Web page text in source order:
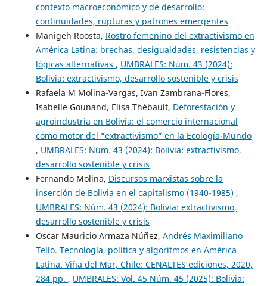
contexto macroeconómico y de desarrollo:
continuidades, rupturas y patrones emergentes
Manigeh Roosta, Rostro femenino del extractivismo en
América Latina: brechas, desigualdades, resistencias y
lógicas alternativas , UMBRALES: Núm. 43 (2024):
Bolivia: extractivismo, desarrollo sostenible y crisis
Rafaela M Molina-Vargas, Ivan Zambrana-Flores,
Isabelle Gounand, Elisa Thébault, Deforestación y
agroindustria en Bolivia: el comercio internacional
como motor del “extractivismo” en la Ecología-Mundo
, UMBRALES: Núm. 43 (2024): Bolivia: extractivismo,
desarrollo sostenible y crisis
Fernando Molina, Discursos marxistas sobre la
inserción de Bolivia en el capitalismo (1940-1985) ,
UMBRALES: Núm. 43 (2024): Bolivia: extractivismo,
desarrollo sostenible y crisis
Oscar Mauricio Armaza Núñez, Andrés Maximiliano
Tello. Tecnología, política y algoritmos en América
Latina. Viña del Mar, Chile: CENALTES ediciones, 2020,
284 pp. , UMBRALES: Vol. 45 Núm. 45 (2025): Bolivia: